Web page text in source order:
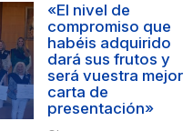
«El nivel de
compromiso que
habéis adquirido
dará sus frutos y
será vuestra mejor
carta de
presentación»